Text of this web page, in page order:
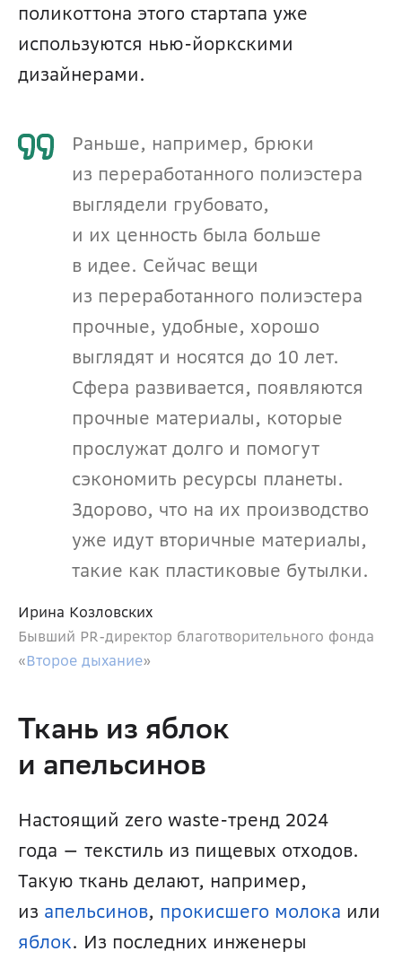
поликоттона этого стартапа уже
используются нью-йоркскими
дизайнерами.
Раньше, например, брюки
из переработанного полиэстера
выглядели грубовато,
и их ценность была больше
в идее. Сейчас вещи
из переработанного полиэстера
прочные, удобные, хорошо
выглядят и носятся до 10 лет.
Сфера развивается, появляются
прочные материалы, которые
прослужат долго и помогут
сэкономить ресурсы планеты.
Здорово, что на их производство
уже идут вторичные материалы,
такие как пластиковые бутылки.
Ирина Козловских
Бывший PR-директор благотворительного фонда
«Второе дыхание»
Ткань из яблок
и апельсинов
Настоящий zero waste-тренд 2024
года — текстиль из пищевых отходов.
Такую ткань делают, например,
из апельсинов, прокисшего молока
яблок. Из последних инженеры